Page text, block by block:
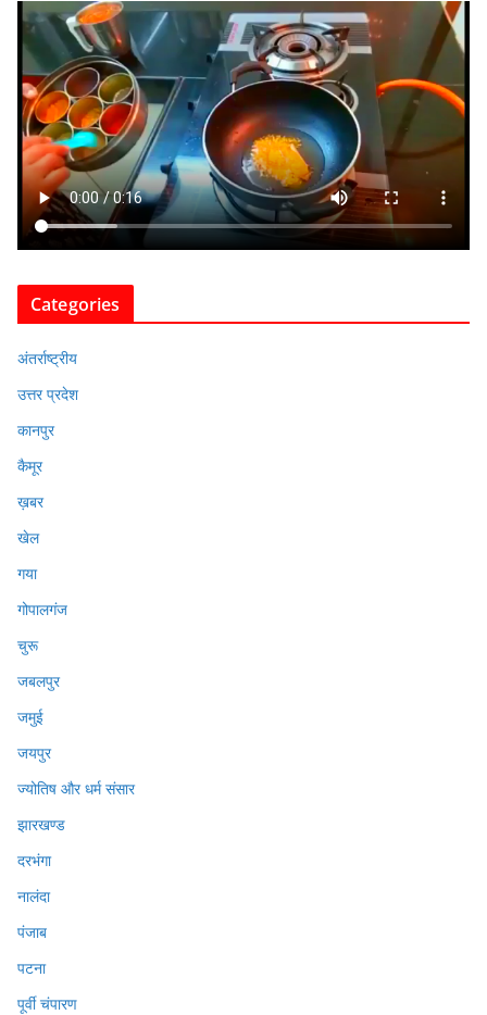
Categories
अंतर्राष्ट्रीय
उत्तर प्रदेश
कानपुर
कैमूर
ख़बर
खेल
गया
गोपालगंज
चुरू
जबलपुर
जमुई
जयपुर
ज्योतिष और धर्म संसार
झारखण्ड
दरभंगा
नालंदा
पंजाब
पटना
पूर्वी चंपारण